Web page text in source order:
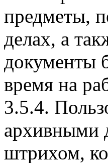
предметы,
делах, а
документы
время на
3.5.4.
архивными
штрихом,